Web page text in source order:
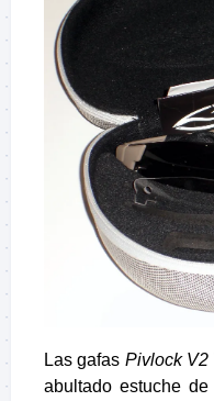
Las gafas Pivlock V2
abultado estuche